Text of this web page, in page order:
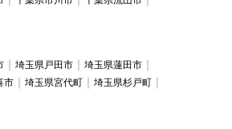
埼玉県戸田市
埼玉県蓮田市
市 埼玉県宮代町
埼玉県杉戸町